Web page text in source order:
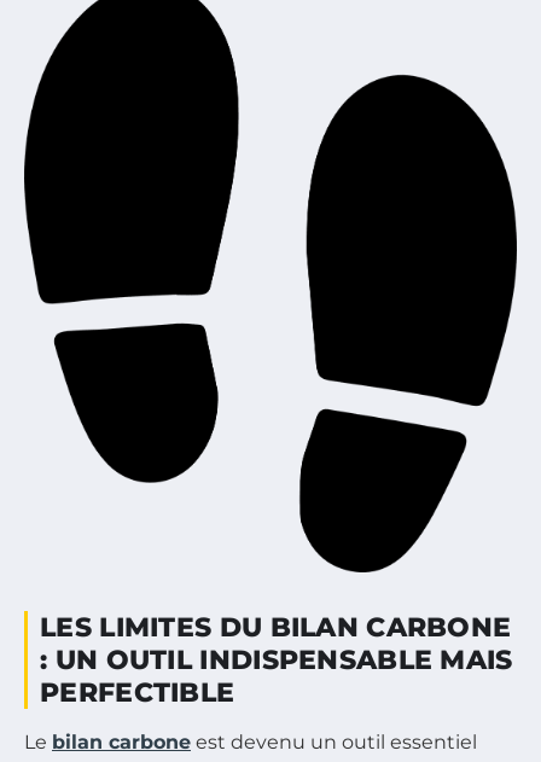
LES LIMITES DU BILAN CARBONE
: UN OUTIL INDISPENSABLE MAIS
PERFECTIBLE
Le bilan carbone est devenu un outil essentiel